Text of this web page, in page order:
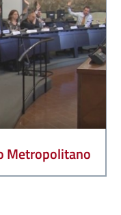
Metropolitano